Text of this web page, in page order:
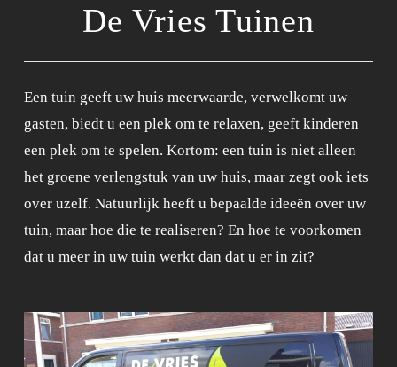
De Vries Tuinen
Een tuin geeft uw huis meerwaarde, verwelkomt uw
gasten, biedt u een plek om te relaxen, geeft kinderen
een plek om te spelen. Kortom: een tuin is niet alleen
het groene verlengstuk van uw huis, maar zegt ook iets
over uzelf. Natuurlijk heeft u bepaalde ideeën over uw
tuin, maar hoe die te realiseren? En hoe te voorkomen
dat u meer in uw tuin werkt dan dat u er in zit?